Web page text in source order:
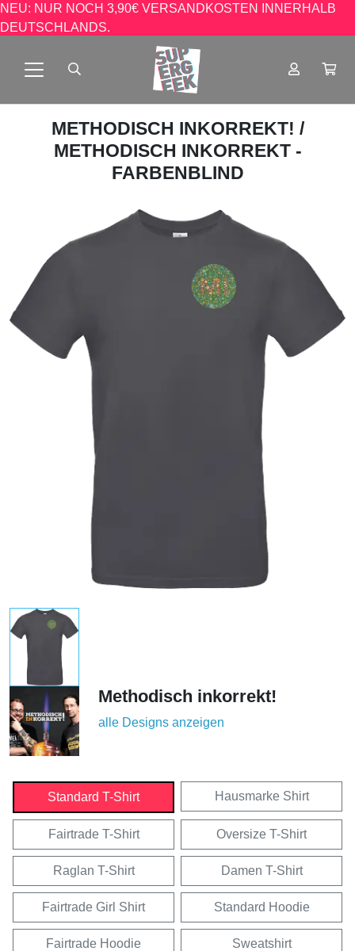
NEU: NUR NOCH 3,90€ VERSANDKOSTEN INNERHALB
DEUTSCHLANDS.
METHODISCH INKORREKT! /
METHODISCH INKORREKT -
FARBENBLIND
Methodisch inkorrekt!
alle Designs anzeigen
Standard T-Shirt Hausmarke Shirt
Fairtrade T-Shirt Oversize T-Shirt
Raglan T-Shirt Damen T-Shirt
Fairtrade Girl Shirt Standard Hoodie
Fairtrade Hoodie Sweatshirt